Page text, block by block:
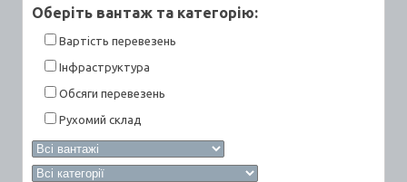
Оберiть вантаж та категорiю:
Вартiсть перевезень
Інфраструктура
Обсяги перевезень
Рухомий склад